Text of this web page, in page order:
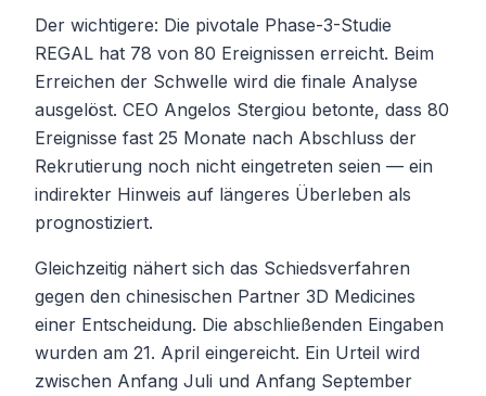
Der wichtigere: Die pivotale Phase-3-Studie
REGAL hat 78 von 80 Ereignissen erreicht. Beim
Erreichen der Schwelle wird die finale Analyse
ausgelöst. CEO Angelos Stergiou betonte, dass 80
Ereignisse fast 25 Monate nach Abschluss der
Rekrutierung noch nicht eingetreten seien — ein
indirekter Hinweis auf längeres Überleben als
prognostiziert.
Gleichzeitig nähert sich das Schiedsverfahren
gegen den chinesischen Partner 3D Medicines
einer Entscheidung. Die abschließenden Eingaben
wurden am 21. April eingereicht. Ein Urteil wird
zwischen Anfang Juli und Anfang September